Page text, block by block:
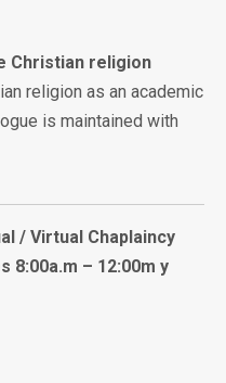
Christian religion
religion as an academic
is maintained with
/ Virtual Chaplaincy
8:00a.m – 12:00m y